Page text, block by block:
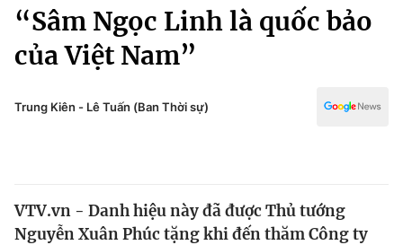
Chuyên mục
Chính trị
Xã hội
Y tế
Pháp luật
Thể thao
Văn hóa - Giải trí
Giáo dục
“Sâm Ngọc Linh là quốc bảo
của Việt Nam”
Trung Kiên - Lê Tuấn (Ban Thời sự)
VTV.vn - Danh hiệu này đã được Thủ tướng
Nguyễn Xuân Phúc tặng khi đến thăm Công ty